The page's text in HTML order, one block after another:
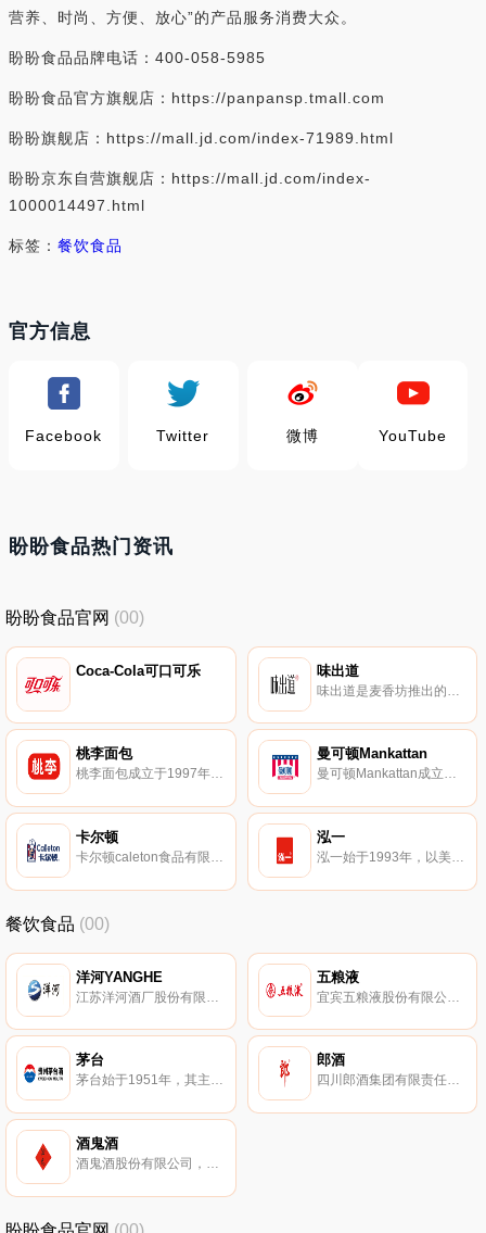
营养、时尚、方便、放心”的产品服务消费大众。
盼盼食品品牌电话：400-058-5985
盼盼食品官方旗舰店：https://panpansp.tmall.com
盼盼旗舰店：https://mall.jd.com/index-71989.html
盼盼京东自营旗舰店：https://mall.jd.com/index-
1000014497.html
标签： 餐饮食品
官方信息
Facebook Twitter 微博 YouTube
盼盼食品热门资讯
盼盼食品官网 (00)
Coca-Cola可口可乐 味出道
桃李面包
桃李面包成立于1997年，专注于以面包及糕点为核心的优质烘焙类产品的生产及销售。桃李面包还经营、月饼、粽子等产品，是一家致力于烘焙食品生产、加工、销售的综合性公司。
曼可顿Mankattan
曼可顿Mankattan成立于1995年，亚太国际集团旗下，专业生产和销售面包等烘焙类食品的大型食品加工企业。曼可顿以生产”黄金堡”面包而闻名。
卡尔顿
卡尔顿caleton食品有限公司品牌定位“高端烘焙市场” ，并提出致力于“30-90天保鲜型烘焙 ”的定位概念，旨在打造年轻化早点消费场景：潮烘焙、营养潮、早餐潮。卡尔顿主要生产植物面包、长崎蛋糕、北海道面包、丹麦香颂等烘焙产品。
泓一
泓一始于1993年，以美味糕点、吐司面包、威化饼干、华夫饼系列食品为主。泓一集休闲食品研发、生产、销售为一体的大型集团公司。
餐饮食品 (00)
洋河YANGHE 五粮液
茅台
茅台始于1951年，其主导产品贵州茅台酒历史悠久、源远流长，拥有深厚的文化内涵。茅台具有色清透明、酱香突出、醇香馥郁、回味悠长的特点，是我国大曲酱香型白酒的典范代表。
郎酒
四川郎酒集团有限责任公司，始于1898年，中国酱香型白酒的典型代表，中华老字号。郎酒以“酱香浓郁，醇厚净爽，幽雅细腻，回甜味长”的独特香型和风味而闻名全国。
酒鬼酒
酒鬼酒股份有限公司，始建于1956年，以其独特的酿造工艺著称。酒鬼酒主要从事馥郁香型系列白酒的研发、酿造、加工、销售的现代化综合性企业。